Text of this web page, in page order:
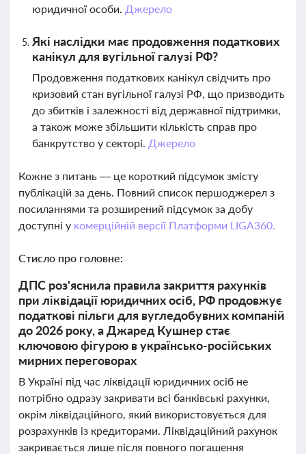
юридичної особи. Джерело
Які наслідки має продовження податкових
канікул для вугільної галузі РФ?
Продовження податкових канікул свідчить про
кризовий стан вугільної галузі РФ, що призводить
до збитків і залежності від державної підтримки,
а також може збільшити кількість справ про
банкрутство у секторі. Джерело
Кожне з питань — це короткий підсумок змісту
публікацій за день. Повний список першоджерел з
посиланнями та розширений підсумок за добу
доступні у комерційній версії Платформи LIGA360.
Стисло про головне:
ДПС роз'яснила правила закриття рахунків
при ліквідації юридичних осіб, РФ продовжує
податкові пільги для вугледобувних компаній
до 2026 року, а Джаред Кушнер стає
ключовою фігурою в українсько-російських
мирних переговорах
В Україні під час ліквідації юридичних осіб не
потрібно одразу закривати всі банківські рахунки,
окрім ліквідаційного, який використовується для
розрахунків із кредиторами. Ліквідаційний рахунок
закривається лише після повного погашення